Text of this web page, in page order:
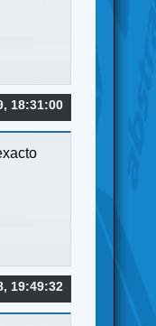
18:31:00
19:49:32